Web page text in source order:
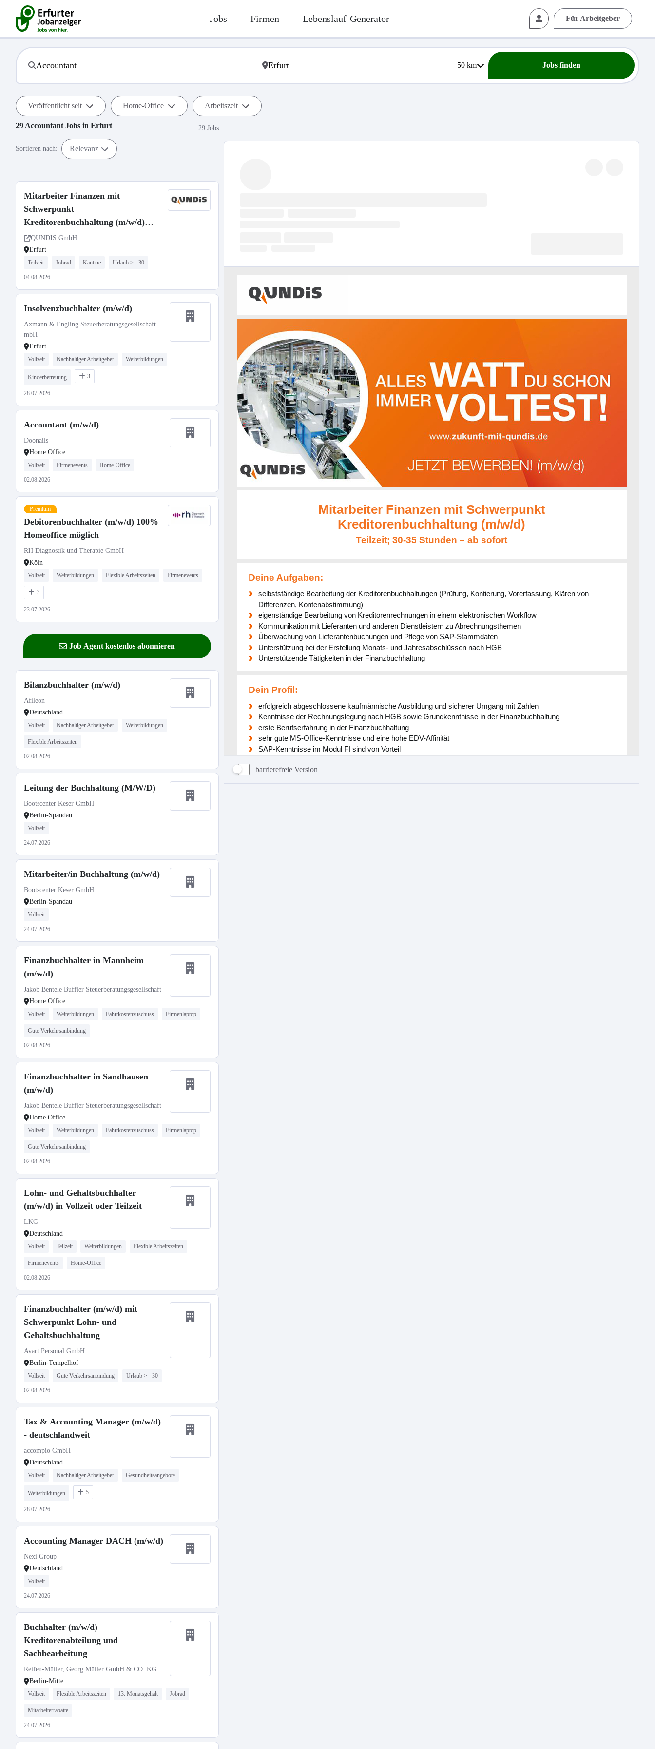
Jobs Firmen Lebenslauf-Generator Für Arbeitgeber
50km Jobs finden
Veröffentlicht seit Home-Office Arbeitszeit
29 Accountant Jobs in Erfurt 29 Jobs
Sortieren nach: Relevanz
Mitarbeiter Finanzen mit
Schwerpunkt
Kreditorenbuchhaltung (m/w/d)
Teilzeit
QUNDIS GmbH
Erfurt
Teilzeit Jobrad Kantine Urlaub >= 30
04.08.2026
Insolvenzbuchhalter (m/w/d)
Axmann & Engling Steuerberatungsgesellschaft
mbH
Erfurt
Vollzeit Nachhaltiger Arbeitgeber Weiterbildungen
Kinderbetreuung 3
28.07.2026
Accountant (m/w/d)
Doonails
Home Office
Vollzeit Firmenevents Home-Office
02.08.2026
Premium
Debitorenbuchhalter (m/w/d) 100%
Homeoffice möglich
RH Diagnostik und Therapie GmbH
Köln
Vollzeit Weiterbildungen Flexible Arbeitszeiten Firmenevents
3
23.07.2026
Job Agent kostenlos abonnieren
Bilanzbuchhalter (m/w/d)
Afileon
Deutschland
Vollzeit Nachhaltiger Arbeitgeber Weiterbildungen
Flexible Arbeitszeiten
02.08.2026
Leitung der Buchhaltung (M/W/D)
Bootscenter Keser GmbH
Berlin-Spandau
Vollzeit
24.07.2026
Mitarbeiter/in Buchhaltung (m/w/d)
Bootscenter Keser GmbH
Berlin-Spandau
Vollzeit
24.07.2026
Finanzbuchhalter in Mannheim
(m/w/d)
Jakob Bentele Buffler Steuerberatungsgesellschaft
Home Office
Vollzeit Weiterbildungen Fahrtkostenzuschuss Firmenlaptop
Gute Verkehrsanbindung
02.08.2026
Finanzbuchhalter in Sandhausen
(m/w/d)
Jakob Bentele Buffler Steuerberatungsgesellschaft
Home Office
Vollzeit Weiterbildungen Fahrtkostenzuschuss Firmenlaptop
Gute Verkehrsanbindung
02.08.2026
Lohn- und Gehaltsbuchhalter
(m/w/d) in Vollzeit oder Teilzeit
LKC
Deutschland
Vollzeit Teilzeit Weiterbildungen Flexible Arbeitszeiten
Firmenevents Home-Office
02.08.2026
Finanzbuchhalter (m/w/d) mit
Schwerpunkt Lohn- und
Gehaltsbuchhaltung
Avart Personal GmbH
Berlin-Tempelhof
Vollzeit Gute Verkehrsanbindung Urlaub >= 30
02.08.2026
Tax & Accounting Manager (m/w/d)
- deutschlandweit
accompio GmbH
Deutschland
Vollzeit Nachhaltiger Arbeitgeber Gesundheitsangebote
Weiterbildungen 5
28.07.2026
Accounting Manager DACH (m/w/d)
Nexi Group
Deutschland
Vollzeit
24.07.2026
Buchhalter (m/w/d)
Kreditorenabteilung und
Sachbearbeitung
Reifen-Müller, Georg Müller GmbH & CO. KG
Berlin-Mitte
Vollzeit Flexible Arbeitszeiten 13. Monatsgehalt Jobrad
Mitarbeiterrabatte
24.07.2026
barrierefreie Version